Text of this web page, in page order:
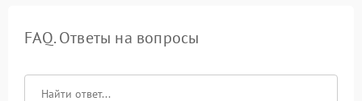
FAQ. Ответы на вопросы